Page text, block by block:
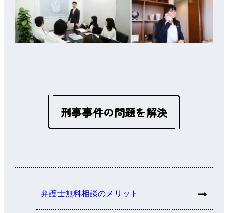
刑事事件の問題を解決
弁護士無料相談のメリット